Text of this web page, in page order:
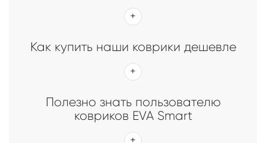
Как купить наши коврики дешевле
Полезно знать пользователю
ковриков EVA Smart